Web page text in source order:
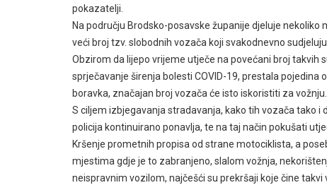
pokazatelji.
Na području Brodsko-posavske županije djeluje
veći broj tzv. slobodnih vozača koji svakodnevno
Obzirom da lijepo vrijeme utječe na povećani broj
sprječavanje širenja bolesti COVID-19, prestala
boravka, značajan broj vozača će isto iskoristiti za vožnju.
S ciljem izbjegavanja stradavanja, kako tih vozača tako
policija kontinuirano ponavlja, te na taj način pokušati
Kršenje prometnih propisa od strane motociklista, a
mjestima gdje je to zabranjeno, slalom vožnja,
neispravnim vozilom, najčešći su prekršaji koje čine takvi